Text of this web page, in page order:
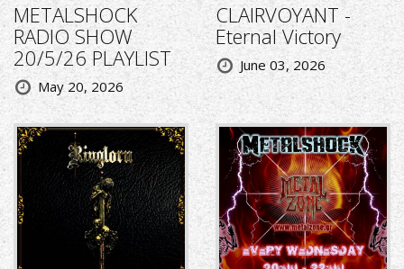
METALSHOCK
RADIO SHOW
20/5/26 PLAYLIST
May 20, 2026
CLAIRVOYANT -
Eternal Victory
June 03, 2026